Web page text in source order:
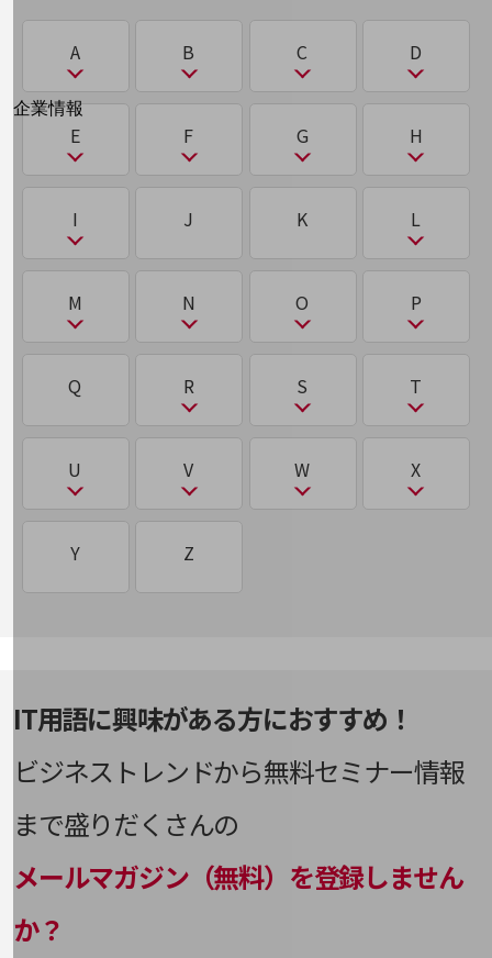
別ウィンドウで開きます
企業情報
企業情報TOP
会社案内
会社案内TOP
沿革
社長からのご挨拶
事業拠点
グループ会社
会社案内パンフレット
ニュースルーム
ニュースルームTOP
ニュースリリース
地域からの発表
サステナビリティTOP
サステナビリティレポート
ダイバーシティ
経営情報
経営情報TOP
アップセル
アノテーション
オーバーレイネットワーク／アンダーレイネット
ワーク
い
インサイドセールス
ウェアラブルデバイス
え
エッジAI
お
オーバーレイネットワーク／アンダーレイネット
ワーク
機械翻訳
く
クラウド
クラスタリング
クロステック（X-Tech）
け
携帯電話番号ポータビリティ（MNP）
こ
サブスクリプション
サブブランド
サプライチェーン
サプライチェーンマネジメント（SCM）
サンドボックス
在宅勤務
し
シーサート（CSIRT）
シャドーIT
シンギュラリティー
深層学習（ディープラーニング）
す
ステートスポンサード攻撃
ストレージ
スマートシティプラットフォーム
チャットボット
て
データセンター
データ駆動型
ディザスタリカバリ（DR）
ディスラプター
デジタルツイン
デジタルトランスフォーメーション
と
ドメイン認証
トランジット
トロイの木馬
2025年問題
2026年問題(AI)
2026年問題(物流)
2要素認証
ね
ネットワークスライシング
パスワードリスト攻撃
パブリッククラウド/プライベートクラウド/ハイ
ブリッドクラウド
ひ
ピーサート（PSIRT）
標的型攻撃
標的型攻撃 APT攻撃
ふ
ファイルレスマルウェア
ファクトリーIoT
フィジカルAI
プライベートクラウド/パブリッククラウド/ハイ
メドテック（MedTech）
も
モニタリング技術
り
リモートデスクトップ
量子コンピューター
る
れ
レガシーシステム
レピュテーション
ろ
ロボティクス
ロボティック・プロセス・オートメーション
A
A
ABW
ACD
ACL
AGI（汎用型AI）／ASI（超知能AI）
AgileWorking
AR
AWS
B
B
BCP
BEC（ビジネスメール詐欺）
BPO
BPR
BYOD
C
C
CASB
CDN
CDP/DMP
CISO
CRM/SFA/MA
CTI
Curveball
D
D
CDP/DMP
D2C
DaaS
DDoS攻撃
DKIM/DMARC/SPF
DNSサーバー
DR
E
EDR／XDR
EdTech
electronic Know Your Customer(eKYC)
eSIM
F
5G
FeliCa
FinTech
G
G
GitHub
GX
H
H
HealthTech
HR Tech
I
IaaS/PaaS/SaaS
ICT
IoT
IOWN®構想
IP電話
ISMS
ISP
J K L
L
LBO
LLM
LooCipher
LTE
M
M
CRM/SFA/MA
M2M
MDM
MedTech
MNP
Multi-access Edge Computing(MEC)
MVNO
N
N
NaaS
nanoSIM
NAS
NFV
O
O
OpenStack
OWASP
P
P
PaaS/SaaS/IaaS
PBX
PoC
PoliTech
Q R
R
RAG
S
S
CRM/SFA/MA
SASE
T
T
Tier1（Tier0/Tier0.5/Tier2/Tier3）
U
U
V
V
VPN
VR
W
W
Webスキミング
Webフィルタリング
WPA
WPA3
X
XY Z
IT用語に興味がある方におすすめ！
ビジネストレンドから無料セミナー情報
まで盛りだくさんの
メールマガジン（無料）を登録しません
か？